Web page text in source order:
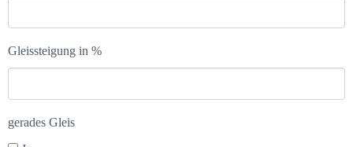
Gleissteigung in %
gerades Gleis